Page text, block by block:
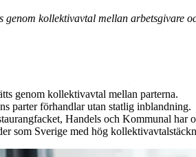
kollektivavtal mellan arbetsgivare
genom kollektivavtal mellan parterna.
parter förhandlar utan statlig inblandning.
Handels och Kommunal har
som Sverige med hög